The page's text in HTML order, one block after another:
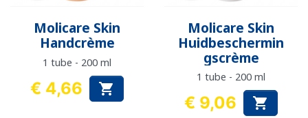
Molicare Skin
Handcrème
1 tube - 200 ml
Prijs
€ 4,66 
Molicare Skin
Huidbeschermin
gscrème
1 tube - 200 ml
Prijs
€ 9,06 